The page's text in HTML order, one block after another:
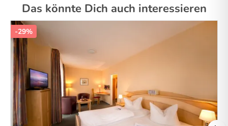
Das könnte Dich auch interessieren
-29%